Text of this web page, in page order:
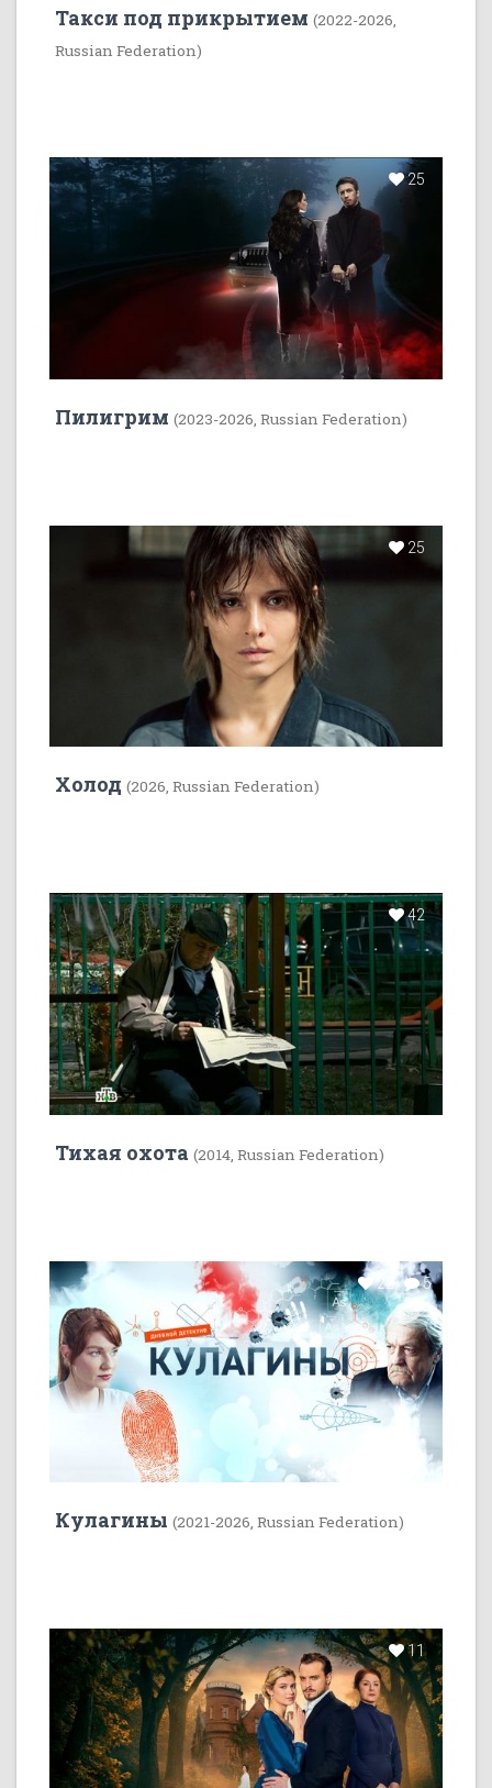
Такси под прикрытием (2022-2026,
Russian Federation)
25
Пилигрим (2023-2026, Russian Federation)
25
Холод (2026, Russian Federation)
42
Тихая охота (2014, Russian Federation)
22 5
Кулагины (2021-2026, Russian Federation)
11